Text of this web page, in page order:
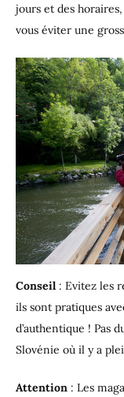
jours et des
vous éviter une
Conseil : Evitez les
ils sont pratiques
d’authentique ! Pas
Slovénie où il y a
Attention : Les